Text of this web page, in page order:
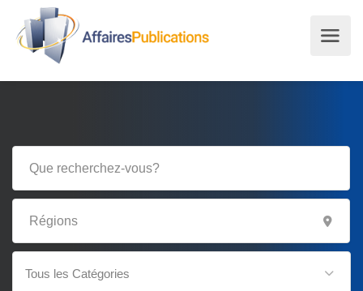
Tous les Catégories